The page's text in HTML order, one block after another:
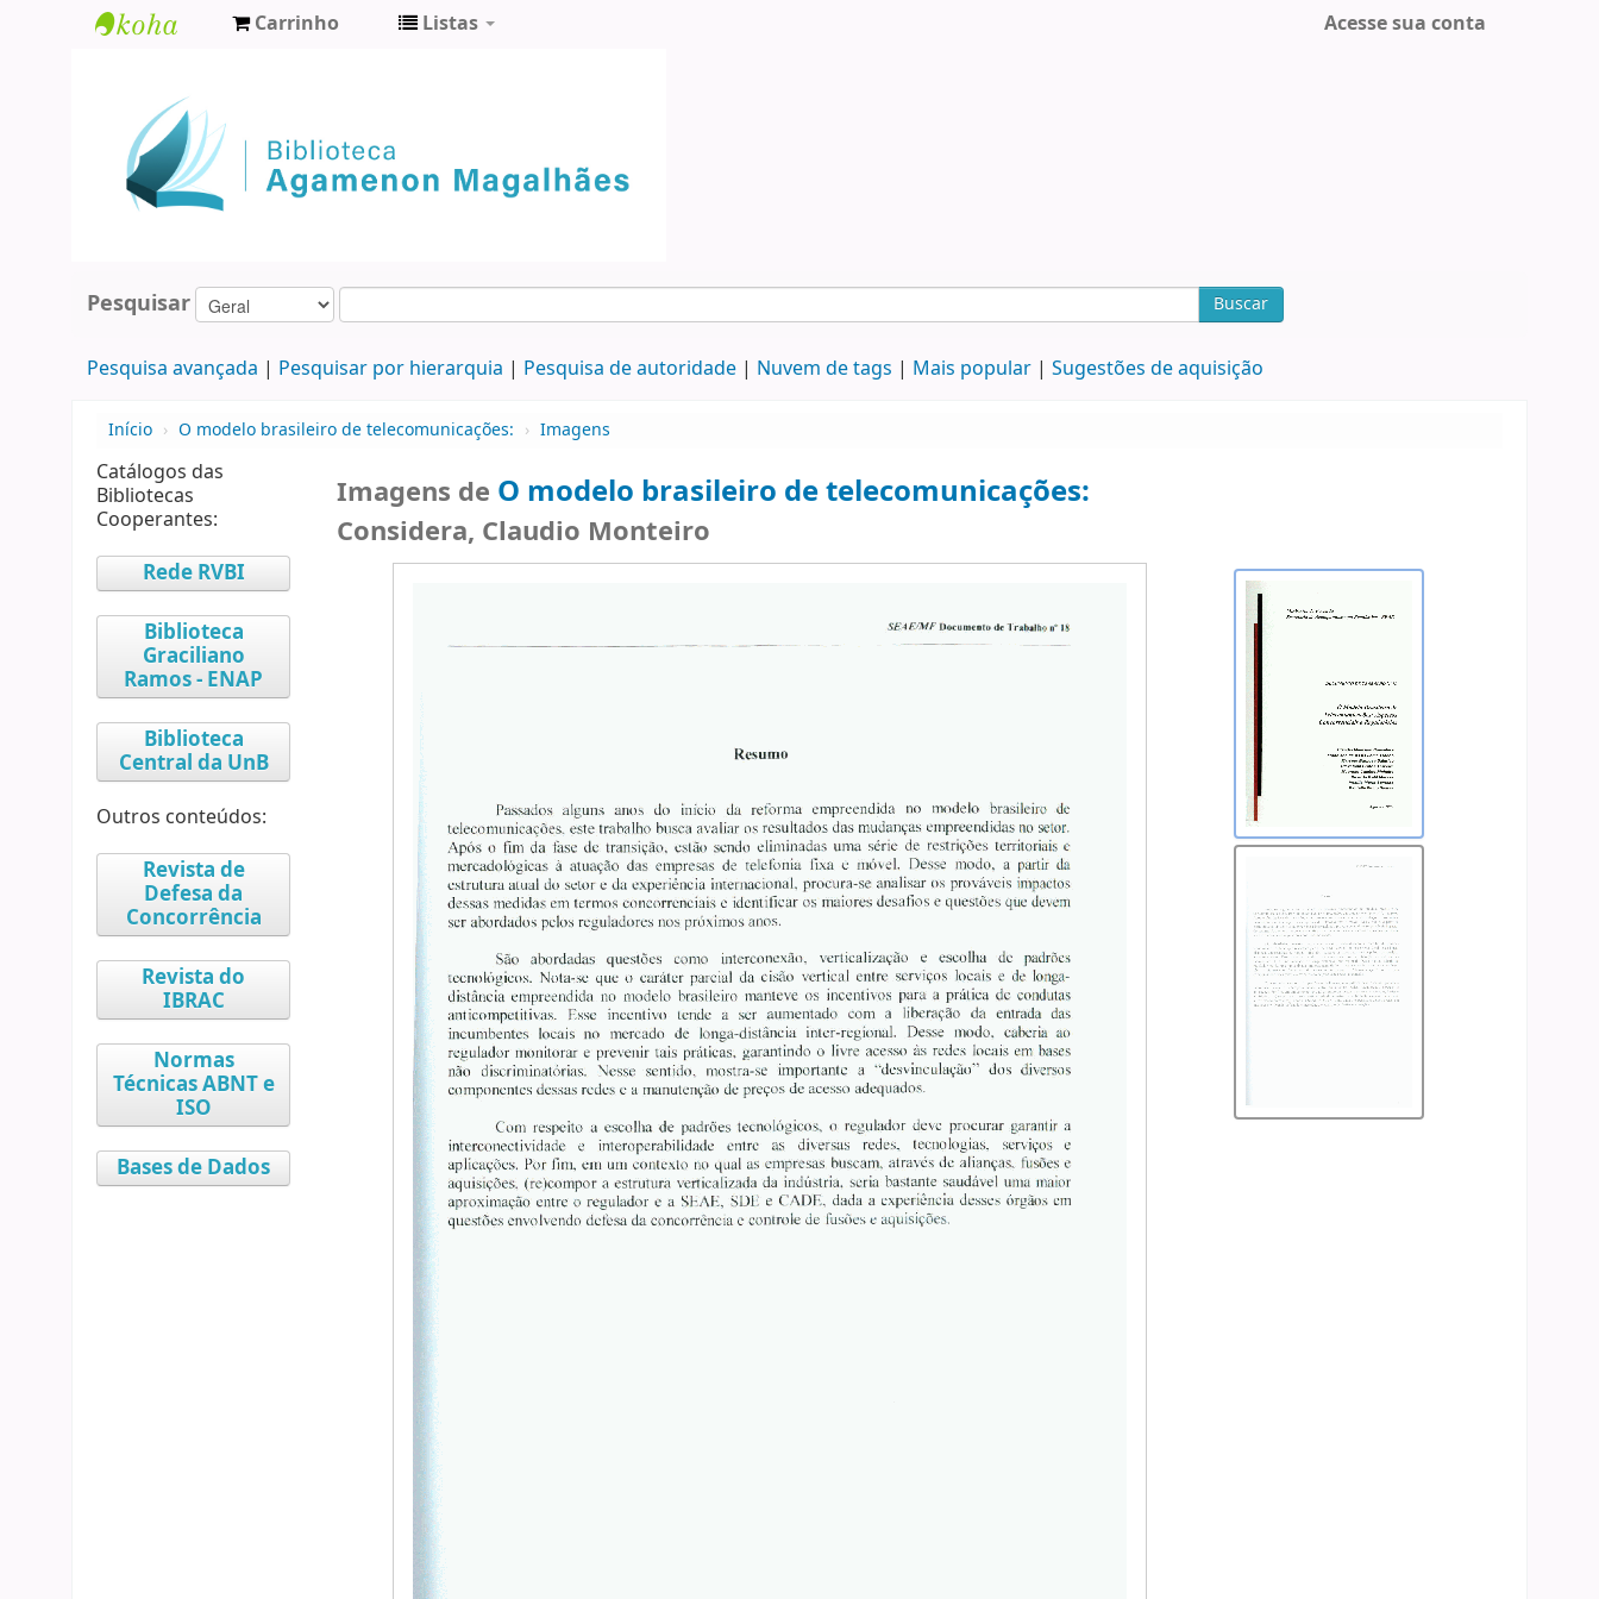
Agamenon
Magalhães
Carrinho Listas Acesse sua conta
Pesquisar Buscar
Pesquisa avançada Pesquisar por hierarquia Pesquisa de autoridade Nuvem de tags Mais popular Sugestões de aquisição
Início › O modelo brasileiro de telecomunicações: › Imagens
Catálogos das
Bibliotecas
Cooperantes:
Rede RVBI
Biblioteca
Graciliano
Ramos - ENAP
Biblioteca
Central da UnB
Outros conteúdos:
Revista de
Defesa da
Concorrência
Revista do
IBRAC
Normas
Técnicas ABNT e
ISO
Bases de Dados
Imagens de O modelo brasileiro de telecomunicações:
Considera, Claudio Monteiro